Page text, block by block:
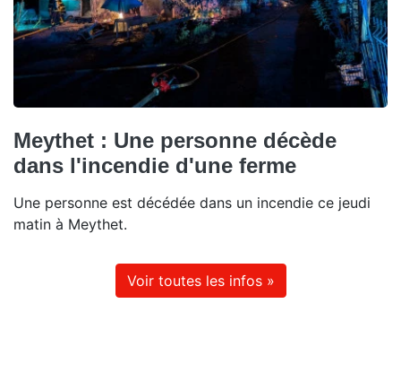
Meythet : Une personne décède
dans l'incendie d'une ferme
Une personne est décédée dans un incendie ce jeudi
matin à Meythet.
Voir toutes les infos »